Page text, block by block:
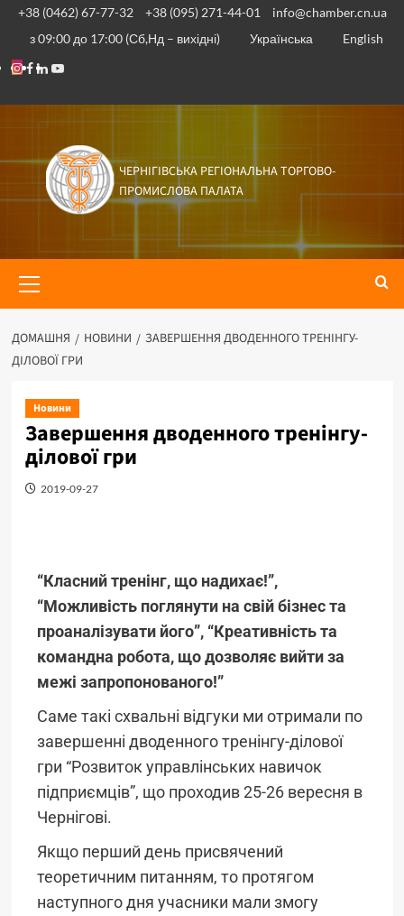
+38 (0462) 67-77-32 +38 (095) 271-44-01
info@chamber.cn.ua
з 09:00 до 17:00 (Сб,Нд – вихідні)
Українська English
ЧЕРНІГІВСЬКА РЕГІОНАЛЬНА ТОРГОВО-
ПРОМИСЛОВА ПАЛАТА
ДОМАШНЯ НОВИНИ
ЗАВЕРШЕННЯ ДВОДЕННОГО ТРЕНІНГУ-
ДІЛОВОЇ ГРИ
Новини
Завершення дводенного тренінгу-
ділової гри
2019-09-27
“Класний тренінг, що надихає!”,
“Можливість поглянути на свій бізнес та
проаналізувати його”, “Креативність та
командна робота, що дозволяє вийти за
межі запропонованого!”
Саме такі схвальні відгуки ми отримали по
завершенні дводенного тренінгу-ділової
гри “Розвиток управлінських навичок
підприємців”, що проходив 25-26 вересня в
Чернігові.
Якщо перший день присвячений
теоретичним питанням, то протягом
наступного дня учасники мали змогу